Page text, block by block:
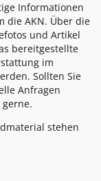
Informationen
die AKN. Über die
und Artikel
bereitgestellte
im
Sollten Sie
Anfragen
stehen